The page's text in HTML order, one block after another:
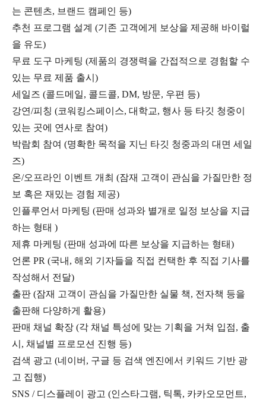
는 콘텐츠, 브랜드 캠페인 등)
추천 프로그램 설계 (기존 고객에게 보상을 제공해 바이럴
을 유도)
무료 도구 마케팅 (제품의 경쟁력을 간접적으로 경험할 수
있는 무료 제품 출시)
세일즈 (콜드메일, 콜드콜, DM, 방문, 우편 등)
강연/피칭 (코워킹스페이스, 대학교, 행사 등 타깃 청중이
있는 곳에 연사로 참여)
박람회 참여 (명확한 목적을 지닌 타깃 청중과의 대면 세일
즈)
온/오프라인 이벤트 개최 (잠재 고객이 관심을 가질만한 정
보 혹은 재밌는 경험 제공)
인플루언서 마케팅 (판매 성과와 별개로 일정 보상을 지급
하는 형태 )
제휴 마케팅 (판매 성과에 따른 보상을 지급하는 형태)
언론 PR (국내, 해외 기자들을 직접 컨택한 후 직접 기사를
작성해서 전달)
출판 (잠재 고객이 관심을 가질만한 실물 책, 전자책 등을
출판해 다양하게 활용)
판매 채널 확장 (각 채널 특성에 맞는 기획을 거쳐 입점, 출
시, 채널별 프로모션 진행 등)
검색 광고 (네이버, 구글 등 검색 엔진에서 키워드 기반 광
고 집행)
SNS / 디스플레이 광고 (인스타그램, 틱톡, 카카오모먼트,